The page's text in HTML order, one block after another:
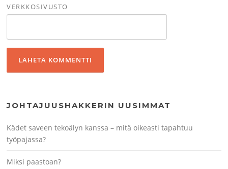
VERKKOSIVUSTO
JOHTAJUUSHAKKERIN UUSIMMAT
Kädet saveen tekoälyn kanssa – mitä oikeasti tapahtuu
työpajassa?
Miksi paastoan?